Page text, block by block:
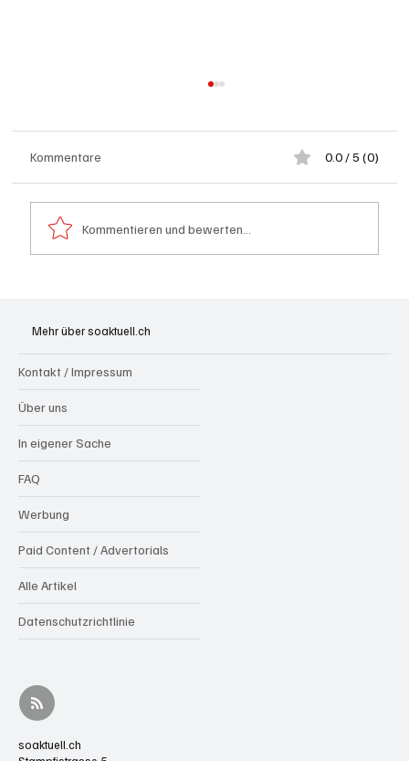
nutzen
Kommentare 0.0 / 5 (0)
Kommentieren und bewerten...
Mehr über soaktuell.ch
Kontakt / Impressum
Über uns
In eigener Sache
FAQ
Werbung
Paid Content / Advertorials
Alle Artikel
Datenschutzrichtlinie
soaktuell.ch